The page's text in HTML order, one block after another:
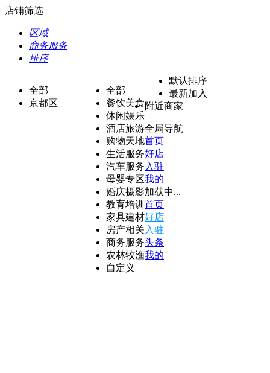
店铺筛选
区域
商务服务
排序
全部
京都区
全部
餐饮美食
休闲娱乐
酒店旅游
购物天地
生活服务
汽车服务
母婴专区
婚庆摄影
教育培训
家具建材
房产相关
商务服务
农林牧渔
自定义
默认排序
最新加入
附近商家
全局导航
首页
好店
入驻
我的
加载中...
首页
好店
入驻
头条
我的